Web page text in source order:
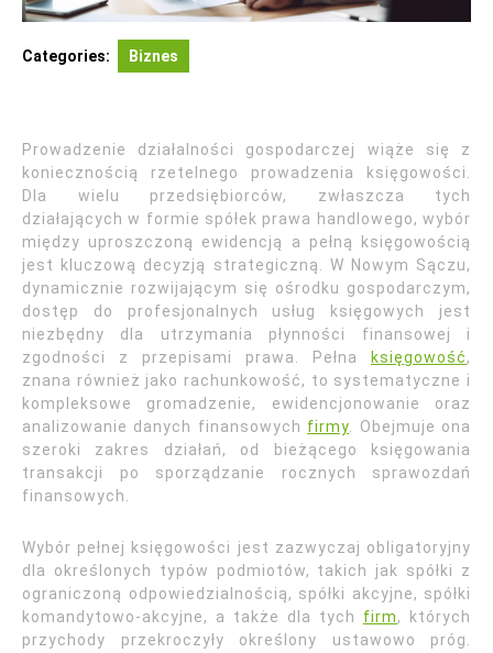
Categories: Biznes
Prowadzenie działalności gospodarczej wiąże się z
koniecznością rzetelnego prowadzenia księgowości.
Dla wielu przedsiębiorców, zwłaszcza tych
działających w formie spółek prawa handlowego, wybór
między uproszczoną ewidencją a pełną księgowością
jest kluczową decyzją strategiczną. W Nowym Sączu,
dynamicznie rozwijającym się ośrodku gospodarczym,
dostęp do profesjonalnych usług księgowych jest
niezbędny dla utrzymania płynności finansowej i
zgodności z przepisami prawa. Pełna
księgowość,
znana również jako rachunkowość, to systematyczne i
kompleksowe gromadzenie, ewidencjonowanie oraz
analizowanie danych finansowych firmy . Obejmuje ona
szeroki zakres działań, od bieżącego księgowania
transakcji po sporządzanie rocznych sprawozdań
finansowych.
Wybór pełnej księgowości jest zazwyczaj obligatoryjny
dla określonych typów podmiotów, takich jak spółki z
ograniczoną odpowiedzialnością, spółki akcyjne, spółki
komandytowo-akcyjne, a także dla tych firm, których
przychody przekroczyły określony ustawowo próg.